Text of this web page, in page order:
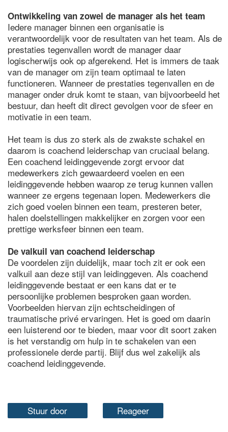
Ontwikkeling van zowel de manager als het team
Iedere manager binnen een organisatie is
verantwoordelijk voor de resultaten van het team. Als de
prestaties tegenvallen wordt de manager daar
logischerwijs ook op afgerekend. Het is immers de taak
van de manager om zijn team optimaal te laten
functioneren. Wanneer de prestaties tegenvallen en de
manager onder druk komt te staan, van bijvoorbeeld het
bestuur, dan heeft dit direct gevolgen voor de sfeer en
motivatie in een team.
Het team is dus zo sterk als de zwakste schakel en
daarom is coachend leiderschap van cruciaal belang.
Een coachend leidinggevende zorgt ervoor dat
medewerkers zich gewaardeerd voelen en een
leidinggevende hebben waarop ze terug kunnen vallen
wanneer ze ergens tegenaan lopen. Medewerkers die
zich goed voelen binnen een team, presteren beter,
halen doelstellingen makkelijker en zorgen voor een
prettige werksfeer binnen een team.
De valkuil van coachend leiderschap
De voordelen zijn duidelijk, maar toch zit er ook een
valkuil aan deze stijl van leidinggeven. Als coachend
leidinggevende bestaat er een kans dat er te
persoonlijke problemen besproken gaan worden.
Voorbeelden hiervan zijn echtscheidingen of
traumatische privé ervaringen. Het is goed om daarin
een luisterend oor te bieden, maar voor dit soort zaken
is het verstandig om hulp in te schakelen van een
professionele derde partij. Blijf dus wel zakelijk als
coachend leidinggevende.
Stuur door Reageer